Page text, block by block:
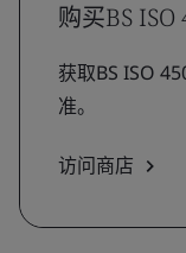
购买BS
获取BS ISO
准。
访问商店